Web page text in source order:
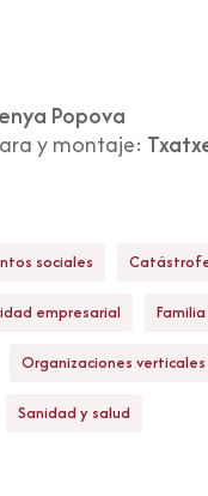
Popova
y montaje:
sociales
empresarial Familia
Organizaciones
Sanidad y salud